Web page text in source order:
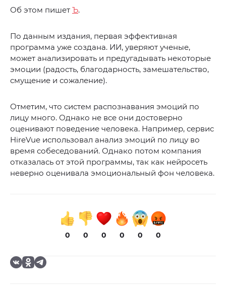
Об этом пишет Ъ.
По данным издания, первая эффективная
программа уже создана. ИИ, уверяют ученые,
может анализировать и предугадывать некоторые
эмоции (радость, благодарность, замешательство,
смущение и сожаление).
Отметим, что систем распознавания эмоций по
лицу много. Однако не все они достоверно
оценивают поведение человека. Например, сервис
HireVue использовал анализ эмоций по лицу во
время собеседований. Однако потом компания
отказалась от этой программы, так как нейросеть
неверно оценивала эмоциональный фон человека.
0 0 0 0 0 0